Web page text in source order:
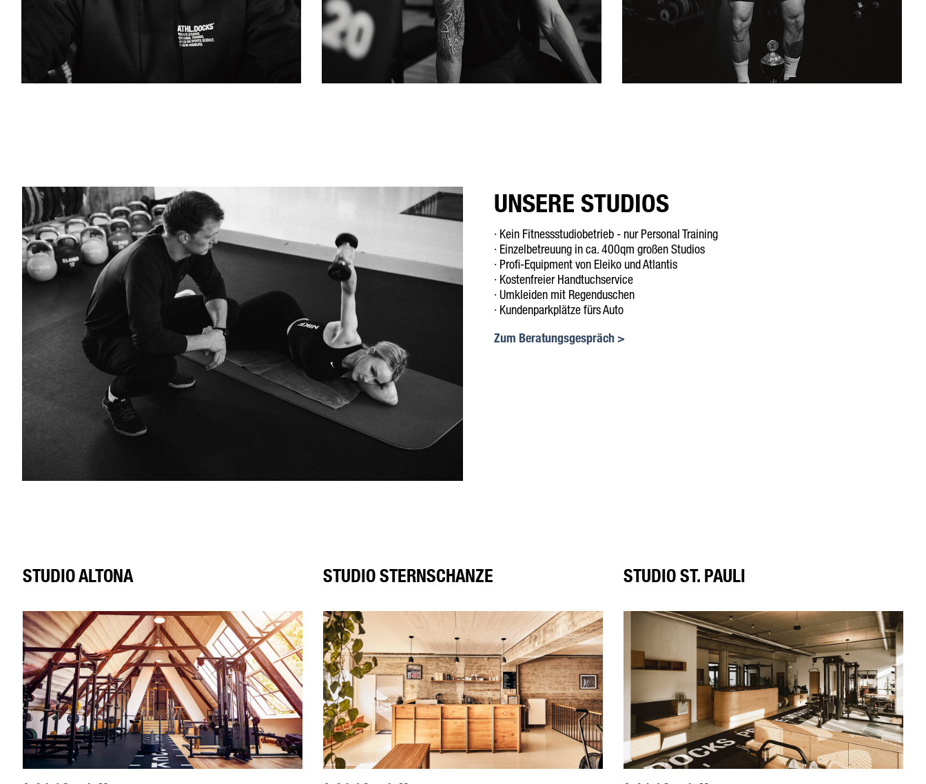
UNSERE STUDIOS
· Kein Fitnessstudiobetrieb - nur Personal Training
· Einzelbetreuung in ca. 400qm großen Studios
· Profi-Equipment von Eleiko und Atlantis
· Kostenfreier Handtuchservice
· Umkleiden mit Regenduschen
· Kundenparkplätze fürs Auto
Zum Beratungsgespräch >
STUDIO ALTONA STUDIO STERNSCHANZE STUDIO ST. PAULI